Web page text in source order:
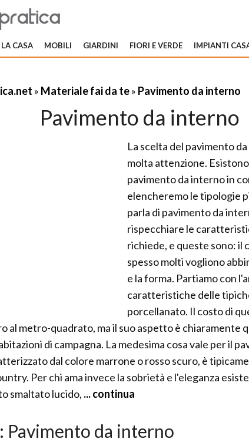
LA CASA MOBILI GIARDINI FIORI E VERDE IMPIANTI
» Materiale fai da te» Pavimento da interno
Pavimento da interno
La scelta del pavimento
molta attenzione.
pavimento da interno in
elencheremo le tipologie
parla di pavimento da
rispecchiare le
richiede, e queste sono: il
spesso molti vogliono
e la forma. Partiamo con
caratteristiche delle
porcellanato. Il costo di
al metro-quadrato, ma il suo aspetto è chiaramente
di campagna. La medesima cosa vale per il
dal colore marrone o rosso scuro, è
Per chi ama invece la sobrietà e l'eleganza
smaltato lucido, ... continua
Pavimento da interno